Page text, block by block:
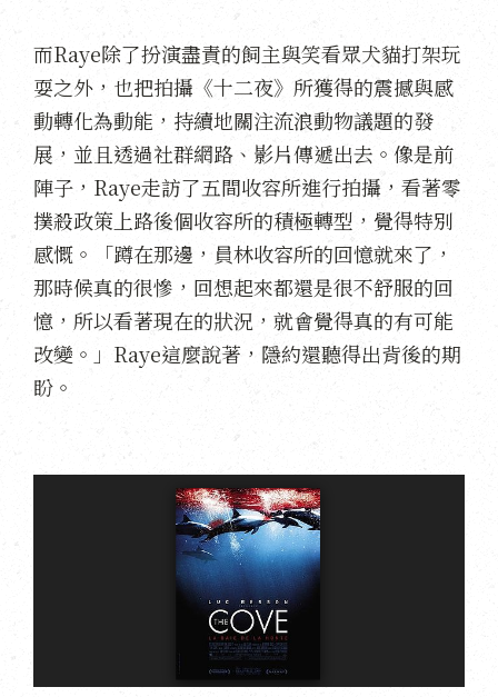
而Raye除了扮演盡責的飼主與笑看眾犬貓打架玩
耍之外，也把拍攝《十二夜》所獲得的震撼與感
動轉化為動能，持續地關注流浪動物議題的發
展，並且透過社群網路、影片傳遞出去。像是前
陣子，Raye走訪了五間收容所進行拍攝，看著零
撲殺政策上路後個收容所的積極轉型，覺得特別
感慨。「蹲在那邊，員林收容所的回憶就來了，
那時候真的很慘，回想起來都還是很不舒服的回
憶，所以看著現在的狀況，就會覺得真的有可能
改變。」Raye這麼說著，隱約還聽得出背後的期
盼。